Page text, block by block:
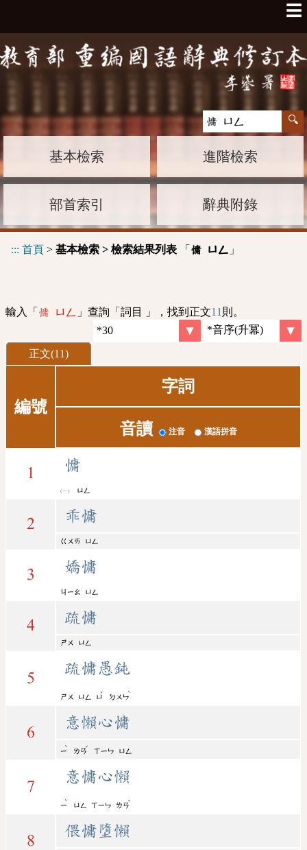
☰
基本檢索 進階檢索
部首索引 辭典附錄
::: 首頁 > 基本檢索 > 檢索結果列表 「 慵 ㄩㄥ 」
輸入「 慵 ㄩㄥ 」查詢「詞目 」，找到正文11 則。
正文(11)
編號
字詞
音讀 注音 漢語拼音
1 慵
ㄩㄥ
2 乖慵
ㄍㄨㄞ ㄩㄥ
3 嬌慵
ㄐㄧㄠ ㄩㄥ
4 疏慵
ㄕㄨ ㄩㄥ
5
疏慵愚鈍
ㄕㄨ ㄩㄥ ㄩ
ˊ
ㄉㄨㄣ
ˋ
6
意懶心慵
ㄧ
ˋ
ㄌㄢ
ˇ
ㄒㄧㄣ ㄩㄥ
7
意慵心懶
ㄧ
ˋ
ㄩㄥ ㄒㄧㄣ ㄌㄢ
ˇ
8
偎慵墮懶